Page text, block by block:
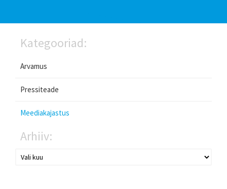
Kategooriad:
Arvamus
Pressiteade
Meediakajastus
Arhiiv: